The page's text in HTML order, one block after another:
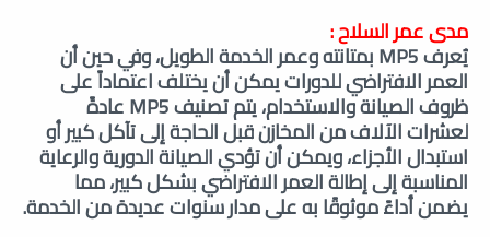
مدى عمر السلاح :
يُعرف MP5 بمتانته وعمر الخدمة الطويل، وفي حين أن
العمر الافتراضي للدورات يمكن أن يختلف اعتماداً على
ظروف الصيانة والاستخدام، يتم تصنيف MP5 عادةً
لعشرات الآلاف من المخازن قبل الحاجة إلى تآكل كبير أو
استبدال الأجزاء، ويمكن أن تؤدي الصيانة الدورية والرعاية
المناسبة إلى إطالة العمر الافتراضي بشكل كبير، مما
يضمن أداءً موثوقًا به على مدار سنوات عديدة من الخدمة.